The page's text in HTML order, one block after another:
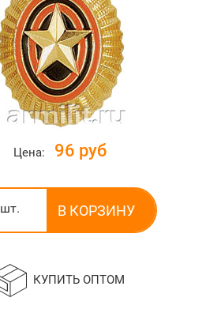
Цена: 96 руб
шт.
КУПИТЬ ОПТОМ